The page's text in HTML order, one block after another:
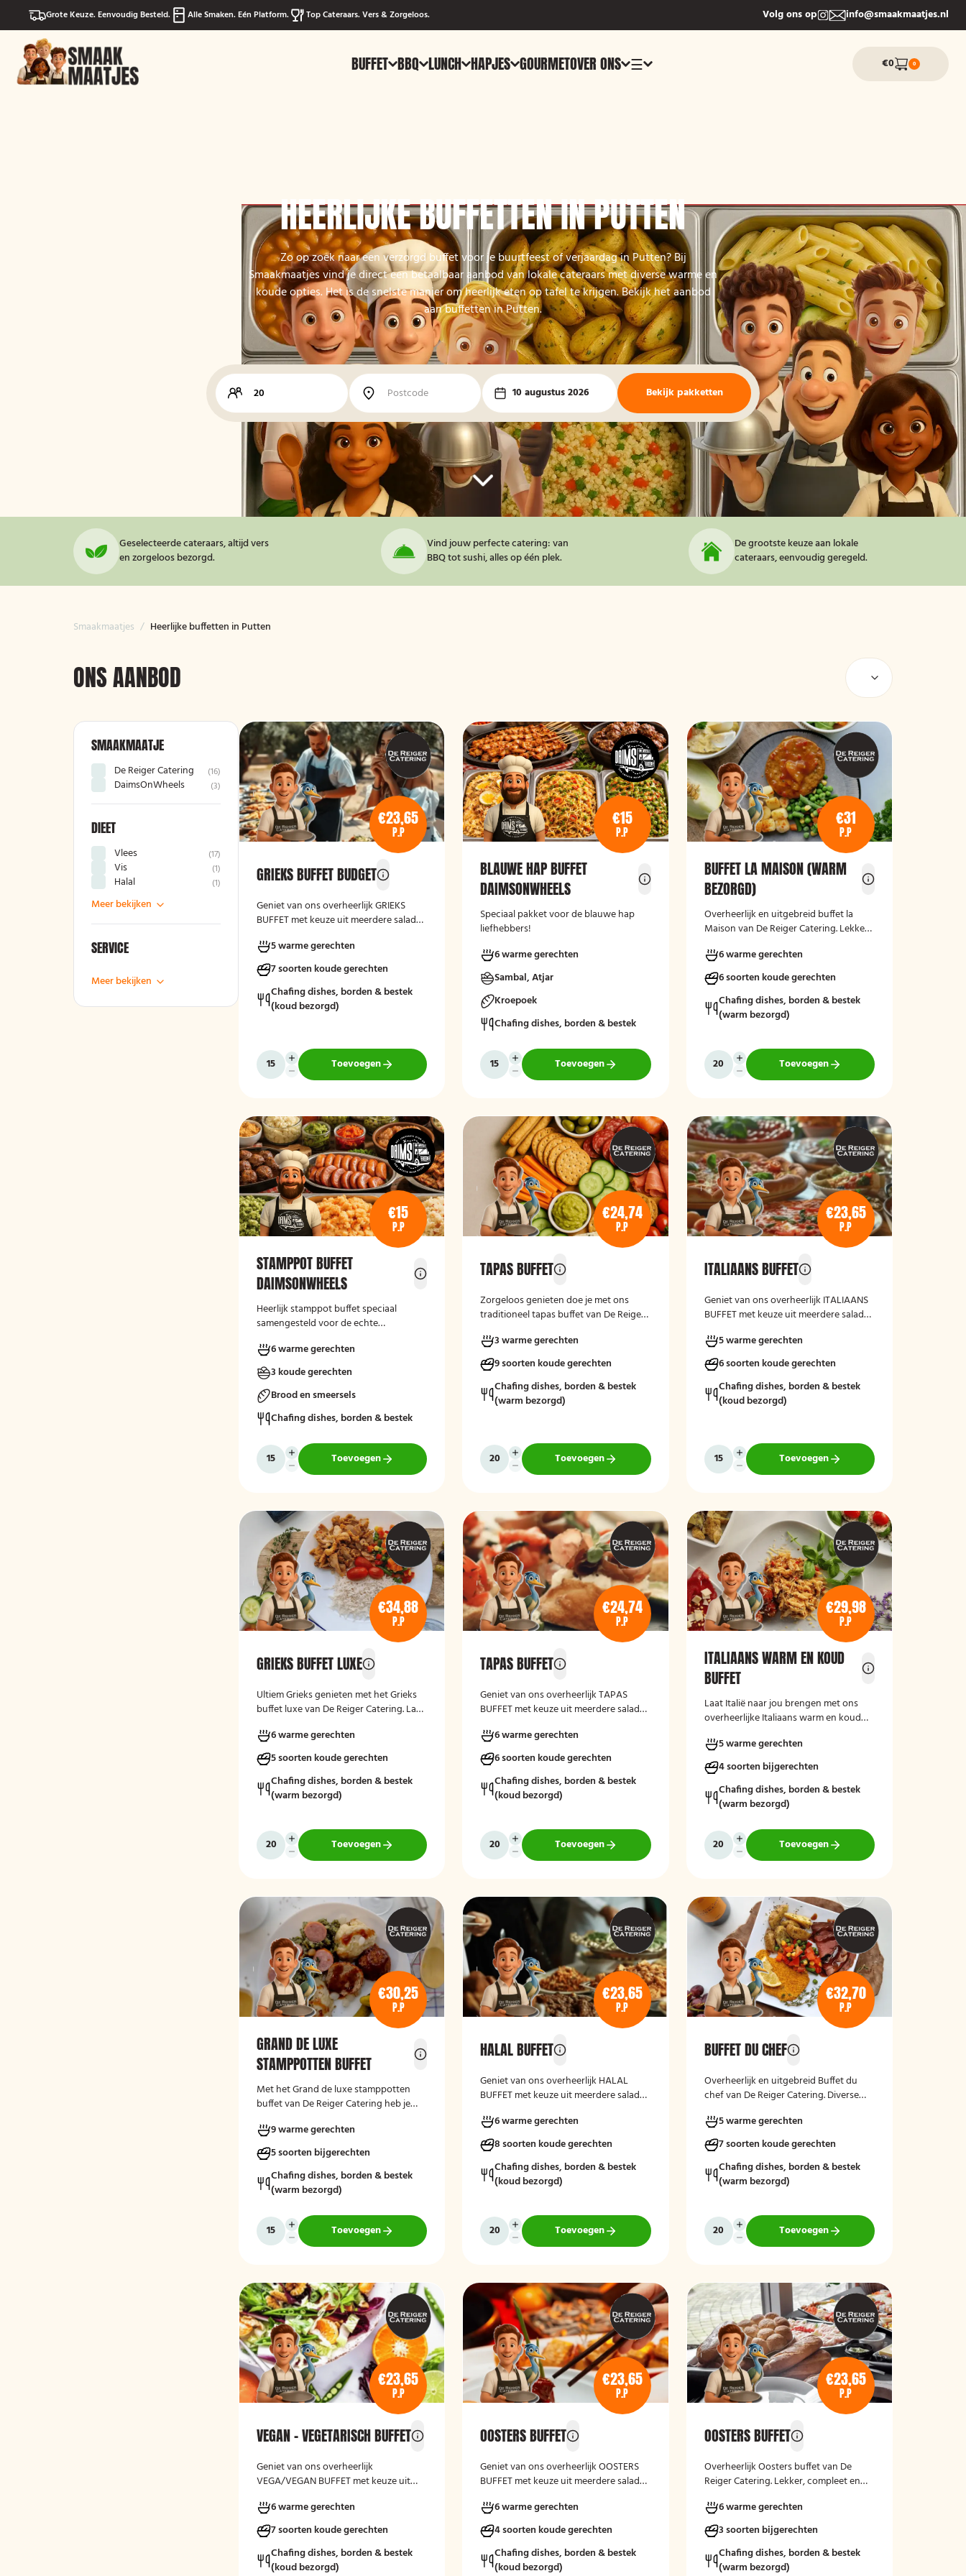
Grote Keuze. Eenvoudig Besteld. Alle Smaken. Eén Platform. Top Cateraars. Vers & Zorgeloos. Volg ons op info@smaakmaatjes.nl
BUFFET BBQ LUNCH HAPJES GOURMETOVER ONS ☰ €0 0
HEERLIJKE BUFFETTEN IN PUTTEN
Zo op zoek naar een verzorgd buffet voor je buurtfeest of verjaardag in Putten? Bij
Smaakmaatjes vind je direct een betaalbaar aanbod van lokale cateraars met diverse warme en
koude opties. Het is de snelste manier om heerlijk eten op tafel te krijgen. Bekijk het aanbod
aan buffetten in Putten.
10 augustus 2026 Bekijk pakketten
Geselecteerde cateraars, altijd vers
en zorgeloos bezorgd.
Vind jouw perfecte catering: van
BBQ tot sushi, alles op één plek.
De grootste keuze aan lokale
cateraars, eenvoudig geregeld.
Smaakmaatjes / Heerlijke buffetten in Putten
ONS AANBOD
SMAAKMAATJE
De Reiger Catering (16)
DaimsOnWheels (3)
DIEET
Vlees (17)
Vis (1)
Halal (1)
Meer bekijken
SERVICE
Meer bekijken
€23,65
P.P
GRIEKS BUFFET BUDGET
Geniet van ons overheerlijk GRIEKS
BUFFET met keuze uit meerdere salade-
kruidenboter. Laat het smaken!
5 warme gerechten
7 soorten koude gerechten
Chafing dishes, borden & bestek
(koud bezorgd)
Toevoegen
€15
P.P
BLAUWE HAP BUFFET
DAIMSONWHEELS
Speciaal pakket voor de blauwe hap
liefhebbers!
6 warme gerechten
Sambal, Atjar
Kroepoek
Chafing dishes, borden & bestek
Toevoegen
€31
P.P
BUFFET LA MAISON (WARM
BEZORGD)
Overheerlijk en uitgebreid buffet la
Maison van De Reiger Catering. Lekker,
6 warme gerechten
6 soorten koude gerechten
Chafing dishes, borden & bestek
(warm bezorgd)
Toevoegen
€15
P.P
STAMPPOT BUFFET
DAIMSONWHEELS
Heerlijk stamppot buffet speciaal
samengesteld voor de echte
6 warme gerechten
3 koude gerechten
Brood en smeersels
Chafing dishes, borden & bestek
Toevoegen
€24,74
P.P
TAPAS BUFFET
Zorgeloos genieten doe je met ons
traditioneel tapas buffet van De Reiger
3 warme gerechten
9 soorten koude gerechten
Chafing dishes, borden & bestek
(warm bezorgd)
Toevoegen
€23,65
P.P
ITALIAANS BUFFET
Geniet van ons overheerlijk ITALIAANS
BUFFET met keuze uit meerdere salade-
kruidenboter. Laat het smaken!
5 warme gerechten
6 soorten koude gerechten
Chafing dishes, borden & bestek
(koud bezorgd)
Toevoegen
€34,88
P.P
GRIEKS BUFFET LUXE
Ultiem Grieks genieten met het Grieks
buffet luxe van De Reiger Catering. Laat
6 warme gerechten
5 soorten koude gerechten
Chafing dishes, borden & bestek
(warm bezorgd)
Toevoegen
€24,74
P.P
TAPAS BUFFET
Geniet van ons overheerlijk TAPAS
BUFFET met keuze uit meerdere salade-
kruidenboter. Laat het smaken!
6 warme gerechten
6 soorten koude gerechten
Chafing dishes, borden & bestek
(koud bezorgd)
Toevoegen
€29,98
P.P
ITALIAANS WARM EN KOUD
BUFFET
Laat Italië naar jou brengen met ons
overheerlijke Italiaans warm en koud
salades, spaghetti, Italiaanse groenten
en meer!
5 warme gerechten
4 soorten bijgerechten
Chafing dishes, borden & bestek
(warm bezorgd)
Toevoegen
€30,25
P.P
GRAND DE LUXE
STAMPPOTTEN BUFFET
Met het Grand de luxe stamppotten
buffet van De Reiger Catering heb je
overheerlijke stamppotten met diverse
bijgerechten.
9 warme gerechten
5 soorten bijgerechten
Chafing dishes, borden & bestek
(warm bezorgd)
Toevoegen
€23,65
P.P
HALAL BUFFET
Geniet van ons overheerlijk HALAL
BUFFET met keuze uit meerdere salade-
kruidenboter. Laat het smaken!
6 warme gerechten
8 soorten koude gerechten
Chafing dishes, borden & bestek
(koud bezorgd)
Toevoegen
€32,70
P.P
BUFFET DU CHEF
Overheerlijk en uitgebreid Buffet du
chef van De Reiger Catering. Diverse
wat wils!
5 warme gerechten
7 soorten koude gerechten
Chafing dishes, borden & bestek
(warm bezorgd)
Toevoegen
€23,65
P.P
VEGAN - VEGETARISCH BUFFET
Geniet van ons overheerlijk
VEGA/VEGAN BUFFET met keuze uit
gebakken brood en kruidenboter. Laat
het smaken!
6 warme gerechten
7 soorten koude gerechten
Chafing dishes, borden & bestek
(koud bezorgd)
€23,65
P.P
OOSTERS BUFFET
Geniet van ons overheerlijk OOSTERS
BUFFET met keuze uit meerdere salade-
kruidenboter. Laat het smaken!
6 warme gerechten
4 soorten koude gerechten
Chafing dishes, borden & bestek
(koud bezorgd)
€23,65
P.P
OOSTERS BUFFET
Overheerlijk Oosters buffet van De
Reiger Catering. Lekker, compleet en
6 warme gerechten
3 soorten bijgerechten
Chafing dishes, borden & bestek
(warm bezorgd)